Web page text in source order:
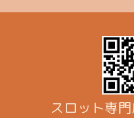
スロット専